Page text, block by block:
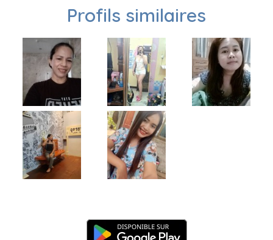
Profils similaires